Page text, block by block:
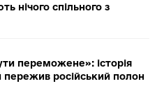
нічого спільного з
переможене»: історія
пережив російський полон